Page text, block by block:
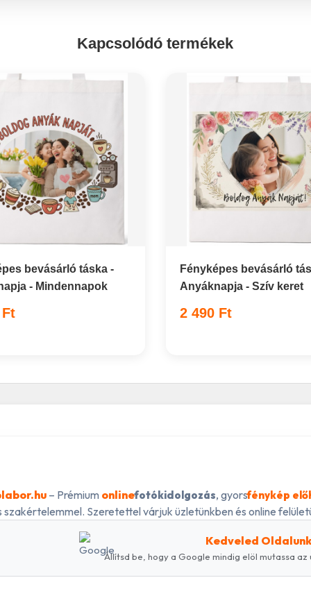
Kapcsolódó termékek
bevásárló táska -
- Mindennapok
Ft
Fényképes bevásárló
Anyáknapja - Szív keret
2 490 Ft
– Prémium onlinefotókidolgozás, gyorsfénykép
Szeretettel várjuk üzletünkben és online
Kedveled
Állítsd be, hogy a Google mindig elöl mutassa